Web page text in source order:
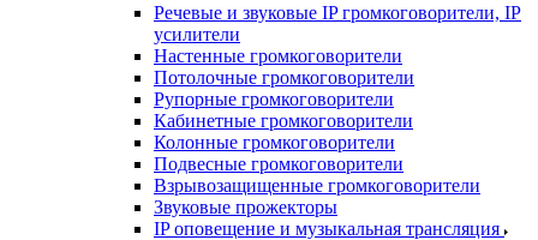
Речевые и звуковые IP громкоговорители, IP
усилители
Настенные громкоговорители
Потолочные громкоговорители
Рупорные громкоговорители
Кабинетные громкоговорители
Колонные громкоговорители
Подвесные громкоговорители
Взрывозащищенные громкоговорители
Звуковые прожекторы
IP оповещение и музыкальная трансляция